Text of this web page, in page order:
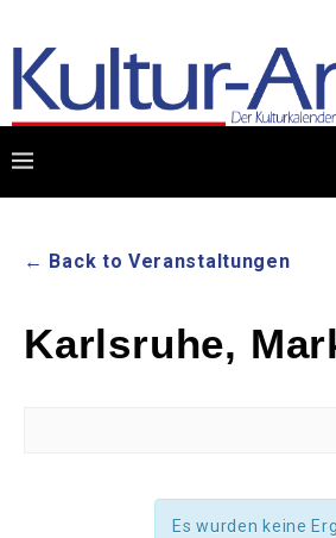
← Back to Veranstaltungen
Karlsruhe,
Es wurden keine